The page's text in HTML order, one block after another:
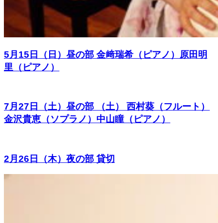
5月15日（日）昼の部 金﨑瑞希（ピアノ）原田明
里（ピアノ）
7月27日（土）昼の部 （土） 西村葵（フルート）
金沢貴恵（ソプラノ）中山瞳（ピアノ）
2月26日（木）夜の部 貸切